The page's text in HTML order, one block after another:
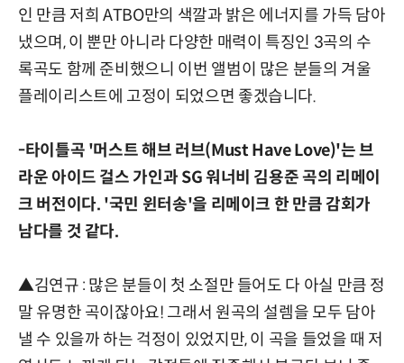
인 만큼 저희 ATBO만의 색깔과 밝은 에너지를 가득 담아
냈으며, 이 뿐만 아니라 다양한 매력이 특징인 3곡의 수
록곡도 함께 준비했으니 이번 앨범이 많은 분들의 겨울
플레이리스트에 고정이 되었으면 좋겠습니다.
-타이틀곡 '머스트 해브 러브(Must Have Love)'는 브
라운 아이드 걸스 가인과 SG 워너비 김용준 곡의 리메이
크 버전이다. '국민 윈터송'을 리메이크 한 만큼 감회가
남다를 것 같다.
▲김연규 : 많은 분들이 첫 소절만 들어도 다 아실 만큼 정
말 유명한 곡이잖아요! 그래서 원곡의 설렘을 모두 담아
낼 수 있을까 하는 걱정이 있었지만, 이 곡을 들었을 때 저